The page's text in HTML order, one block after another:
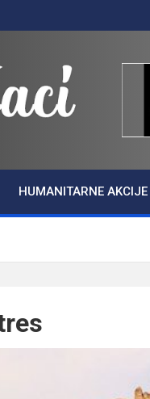
HUMANITARNE AKCIJE